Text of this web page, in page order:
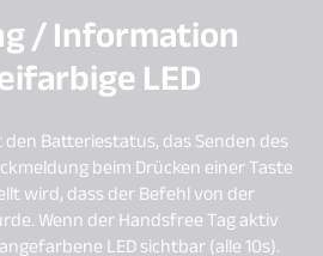
/ Information
LED
Batteriestatus, das Senden des
beim Drücken einer Taste
wird, dass der Befehl von der
Wenn der Handsfree Tag aktiv
LED sichtbar (alle 10s).